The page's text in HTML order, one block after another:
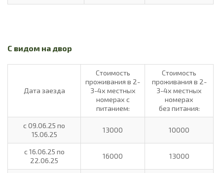
С видом на двор
Дата заезда
Стоимость
проживания в 2-
3-4х местных
номерах с
питанием:
Стоимость
проживания в 2-
3-4х местных
номерах
без питания:
с 09.06.25 по
15.06.25
13000 10000
с 16.06.25 по
22.06.25
16000 13000